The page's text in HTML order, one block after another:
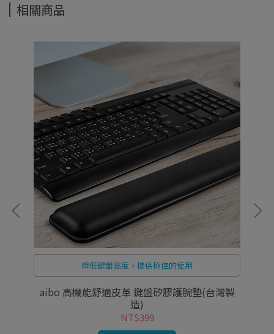
相關商品
降低鍵盤高度，提供極佳的使用
aibo 高機能舒適皮革 鍵盤矽膠護腕墊(台灣製
造)
NT$399